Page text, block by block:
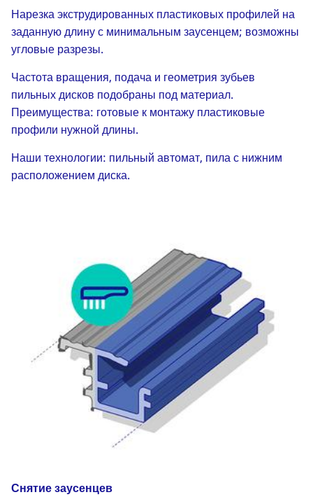
Нарезка экструдированных пластиковых профилей на
заданную длину с минимальным заусенцем; возможны
угловые разрезы.
Частота вращения, подача и геометрия зубьев
пильных дисков подобраны под материал.
Преимущества: готовые к монтажу пластиковые
профили нужной длины.
Наши технологии: пильный автомат, пила с нижним
расположением диска.
Снятие заусенцев